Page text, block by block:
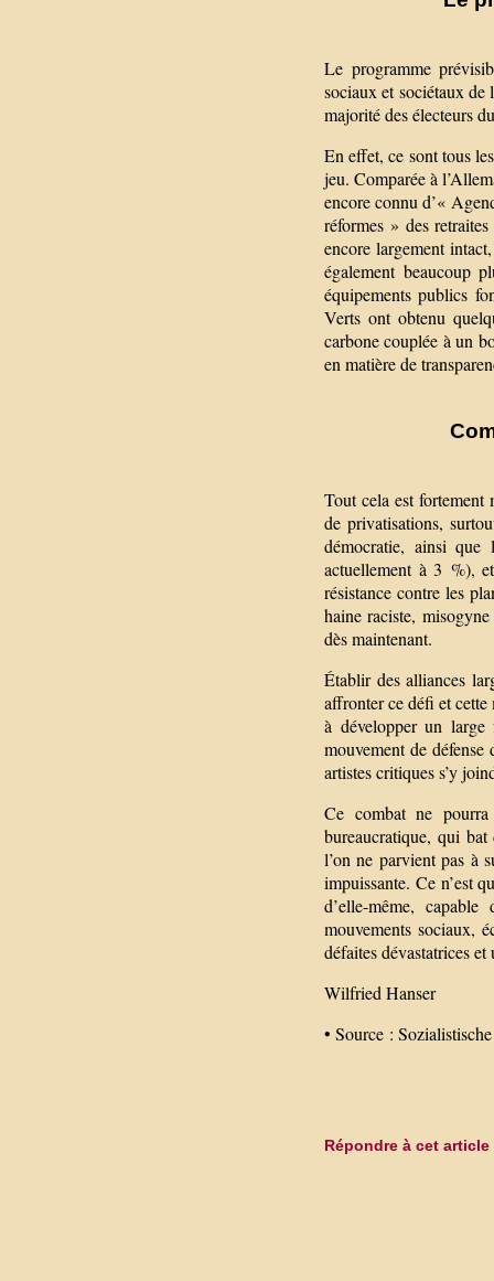
Le programme
sociaux et sociétaux de
majorité des électeurs
En effet, ce sont tous
jeu. Comparée à
encore connu d’«
réformes » des
encore largement
également beaucoup
équipements publics
Verts ont obtenu
carbone couplée à un
en matière de
Tout cela est fortement
de privatisations,
démocratie, ainsi que
actuellement à 3 %),
résistance contre les
haine raciste,
dès maintenant.
Établir des alliances
affronter ce défi et cette
à développer un
mouvement de
artistes critiques s’y
Ce combat ne
bureaucratique, qui
l’on ne parvient pas à
impuissante. Ce n’est
d’elle-même,
mouvements sociaux,
défaites dévastatrices
Wilfried Hanser
• Source :
Répondre à cet article